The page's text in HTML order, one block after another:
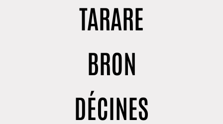
TARARE
BRON
DÉCINES